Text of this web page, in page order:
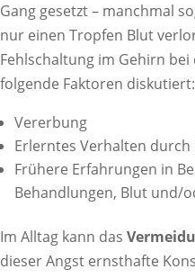
Gang gesetzt – manchmal
nur einen Tropfen Blut
Fehlschaltung im Gehirn
folgende Faktoren diskutiert:
Vererbung
Erlerntes Verhalten durch
Frühere Erfahrungen in
Behandlungen, Blut und/
Im Alltag kann das
dieser Angst ernsthafte